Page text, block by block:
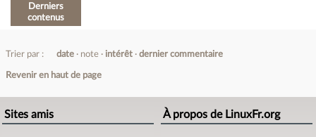
Derniers
contenus
Trier par : date note intérêt dernier commentaire
Revenir en haut de page
Sites amis À propos de LinuxFr.org